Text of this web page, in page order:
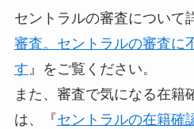
セントラルの審査について
審査。セントラルの審査に
す』をご覧ください。
また、審査で気になる在籍
は、『セントラルの在籍確